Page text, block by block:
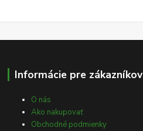
Informácie pre zákazníkov
O nás
Ako nakupovať
Obchodné podmienky